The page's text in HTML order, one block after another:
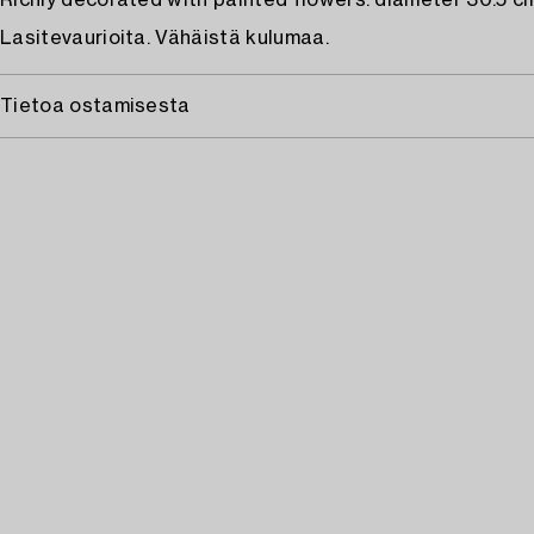
Lasitevaurioita. Vähäistä kulumaa.
Tietoa ostamisesta